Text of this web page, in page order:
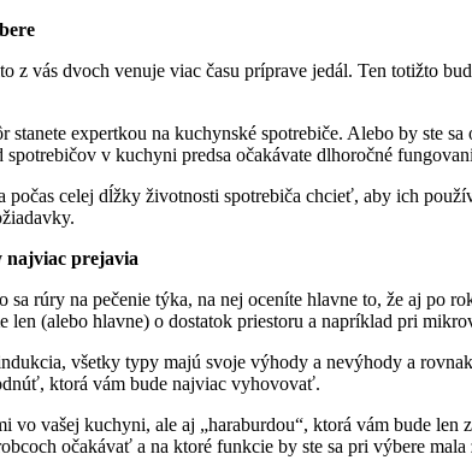
z vás dvoch venuje viac času príprave jedál. Ten totižto
stanete expertkou na kuchynské spotrebiče. Alebo by ste
v kuchyni predsa očakávate dlhoročné
celej dĺžky životnosti spotrebiča chcieť, aby ich
najviac prejavia
rúry na pečenie týka, na nej oceníte hlavne to, že aj po
(alebo hlavne) o dostatok priestoru a napríklad pri
všetky typy majú svoje výhody a nevýhody a
ktorá vám bude najviac vyhovovať.
vašej kuchyni, ale aj „haraburdou“, ktorá vám bude len
očakávať a na ktoré funkcie by ste sa pri výbere mala